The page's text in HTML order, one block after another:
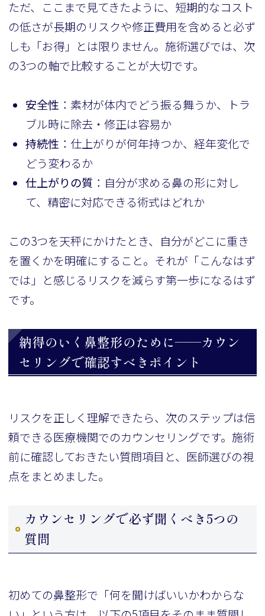
ただ、ここまで見てきたように、短期的なコスト
の低さが長期のリスクや修正費用を含めると必ず
しも「お得」とは限りません。施術選びでは、次
の3つの軸で比較することが大切です。
安全性 ：素材が体内でどう振る舞うか、トラ
ブル時に除去・修正は容易か
持続性 ：仕上がりが何年持つか、経年変化で
どう変わるか
仕上がりの質 ：自分が求める鼻の形に対し
て、精密に対応できる術式はどれか
この3つを天秤にかけたとき、自分がどこに重き
を置くかを明確にすること。それが「こんなはず
では」と感じるリスクを減らす第一歩になるはず
です。
納得のいく鼻整形のために——カウン
セリングで確認すべきポイント
リスクを正しく理解できたら、次のステップは信
頼できる医療機関でのカウンセリングです。施術
前に確認しておきたい質問項目と、医師選びの視
点をまとめました。
カウンセリングで必ず聞くべき5つの
質問
初めての鼻整形で「何を聞けばいいかわからな